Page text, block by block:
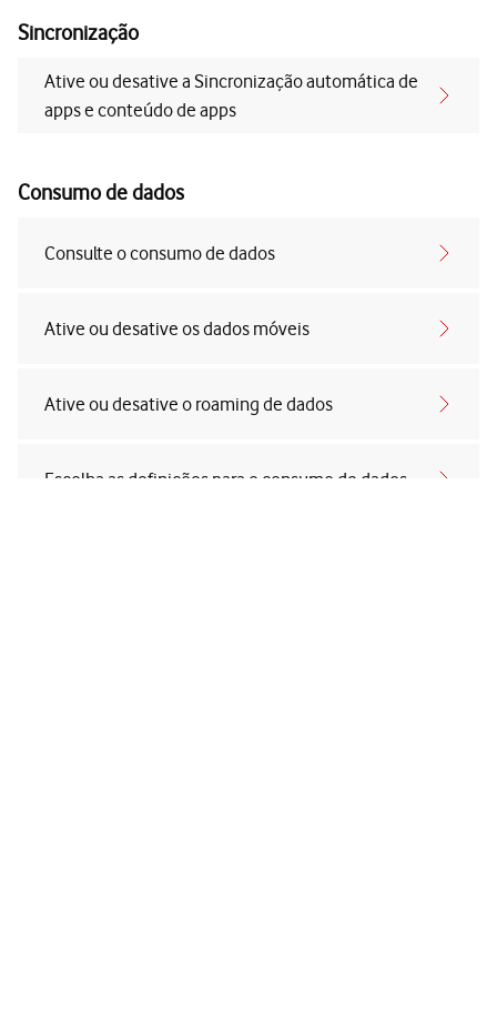
Sincronização
Ative ou desative a Sincronização automática de
apps e conteúdo de apps
Consumo de dados
Consulte o consumo de dados
Ative ou desative os dados móveis
Ative ou desative o roaming de dados
Escolha as definições para o consumo de dados